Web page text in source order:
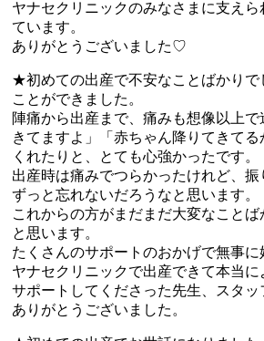
ヤナセクリニックのみなさまに支え
ています。
ありがとうございました♡
★初めての出産で不安なことばかり
ことができました。
陣痛から出産まで、痛みも想像以上
きてますよ」「赤ちゃん降りてきて
くれたりと、とても心強かったです。
出産時は痛みでつらかったけれど、
ずっと忘れないだろうなと思います。
これからの方がまだまだ大変なこと
と思います。
たくさんのサポートのおかげで無事
ヤナセクリニックで出産できて本当に
サポートしてくださった先生、スタ
ありがとうございました。